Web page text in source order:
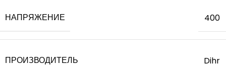
НАПРЯЖЕНИЕ 400
ПРОИЗВОДИТЕЛЬ Dihr